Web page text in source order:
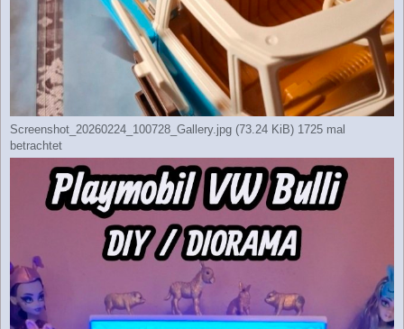
Screenshot_20260224_100728_Gallery.jpg (73.24 KiB) 1725 mal
betrachtet